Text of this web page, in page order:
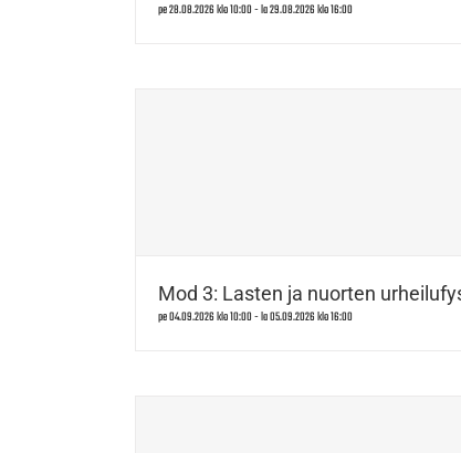
pe 28.08.2026 klo 10:00-la 29.08.2026 klo 16:00
Mod 3: Lasten ja nuorten
pe 04.09.2026 klo 10:00-la 05.09.2026 klo 16:00